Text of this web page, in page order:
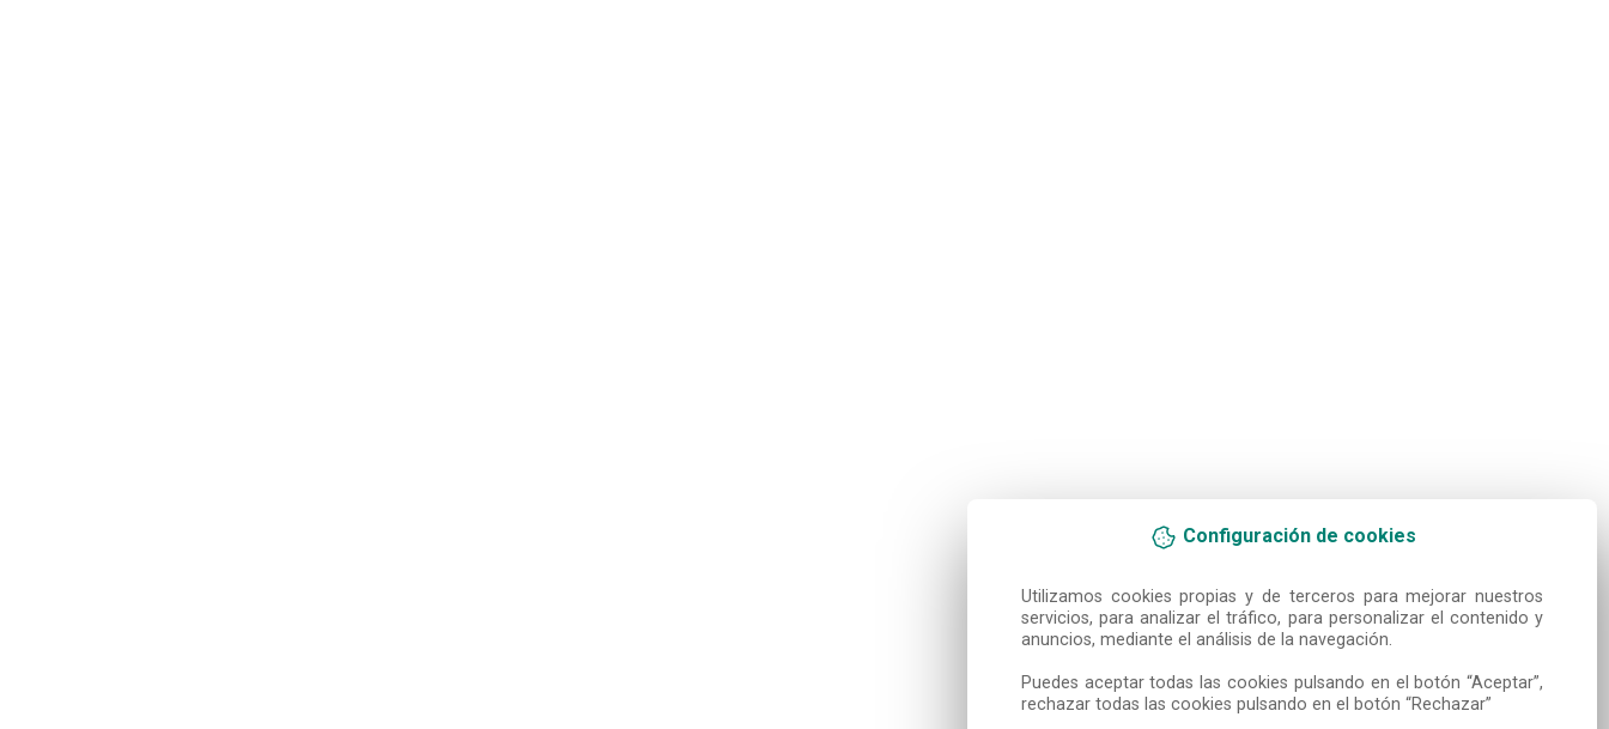
Configuración de cookies
Utilizamos cookies propias y de terceros para mejorar nuestros
servicios, para analizar el tráfico, para personalizar el contenido y
anuncios, mediante el análisis de la navegación.
Puedes aceptar todas las cookies pulsando en el botón “Aceptar”,
rechazar todas las cookies pulsando en el botón “Rechazar”